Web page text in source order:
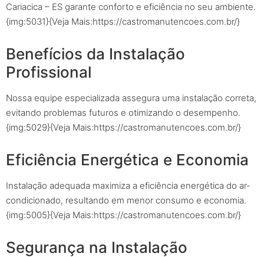
Cariacica – ES garante conforto e eficiência no seu ambiente.
{img:5031}{Veja Mais:https://castromanutencoes.com.br/}
Benefícios da Instalação
Profissional
Nossa equipe especializada assegura uma instalação correta,
evitando problemas futuros e otimizando o desempenho.
{img:5029}{Veja Mais:https://castromanutencoes.com.br/}
Eficiência Energética e Economia
Instalação adequada maximiza a eficiência energética do ar-
condicionado, resultando em menor consumo e economia.
{img:5005}{Veja Mais:https://castromanutencoes.com.br/}
Segurança na Instalação